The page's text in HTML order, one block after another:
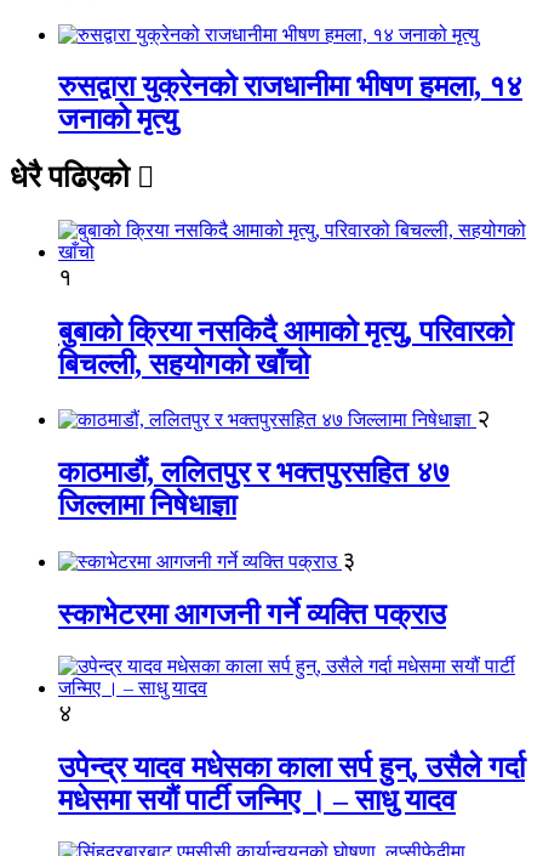
रुसद्वारा युक्रेनको राजधानीमा भीषण हमला, १४
जनाको मृत्यु
धेरै पढिएको
१
बुबाको क्रिया नसकिदै आमाको मृत्यु, परिवारको
बिचल्ली, सहयोगको खाँचो
२
काठमाडौं, ललितपुर र भक्तपुरसहित ४७
जिल्लामा निषेधाज्ञा
३
स्काभेटरमा आगजनी गर्ने व्यक्ति पक्राउ
४
उपेन्द्र यादव मधेसका काला सर्प हुन्, उसैले गर्दा
मधेसमा सयौं पार्टी जन्मिए । – साधु यादव